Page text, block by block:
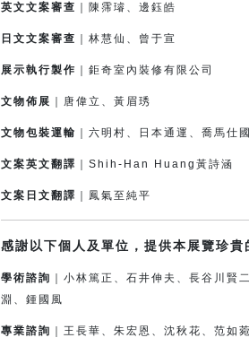
英文文案審查 ｜陳霈璿、邊鈺皓
日文文案審查 ｜林慧仙、曾于宣
展示執行製作 ｜鉅奇室內裝修有限公司
文物佈展 ｜唐偉立、黃眉琇
文物包裝運輸 ｜六明村、日本通運、喬馬仕
文案英文翻譯 ｜Shih-Han Huang黃詩涵
文案日文翻譯 ｜鳳氣至純平
感謝以下個人及單位，提供本展覽珍
學術諮詢 ｜小林篤正、石井伸夫、長谷川賢
淵、鍾國風
專業諮詢 ｜王長華、朱宏恩、沈秋花、范如